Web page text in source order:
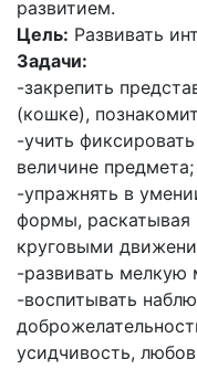
развитием.
Цель: Развивать
Задачи:
-закрепить
(кошке),
-учить
величине предмета;
-упражнять в
формы, раскатывая
круговыми
-развивать мелкую
-воспитывать
усидчивость,